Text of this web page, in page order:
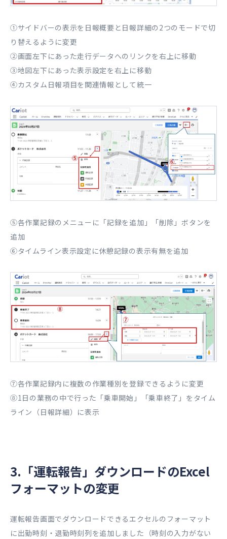
①サイドバーの表示を日報概要と日報詳細の2つのモードで切
り替えるように変更
②画面左下にあった走行データへのリンクを右上に移動
③地図左下にあった表示設定を右上に移動
④カスタム日報項目を関連情報として統一
⑤各作業記録のメニューに「記録を追加」「削除」ボタンを
追加
⑥タイムライン表示設定に休憩記録の表示有無を追加
⑦各作業記録内に複数の作業種別を登録できるように変更
⑧1日の業務の中で行った「乗車開始」「乗車終了」をタイム
ライン（日報詳細）に表示
3.「運転報告」ダウンロードのExcel
フォーマットの変更
運転報告画面でダウンロードできるエクセルのフォーマット
に出勤時刻・退勤時刻列を追加しました（時刻の入力がない